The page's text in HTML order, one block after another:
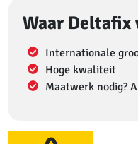
Waar Deltafix
Internationale
Hoge kwaliteit
Maatwerk nodig?